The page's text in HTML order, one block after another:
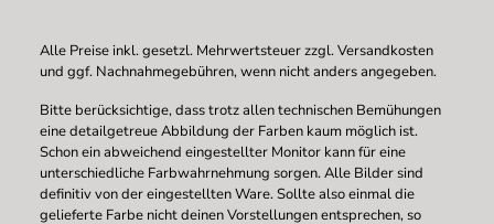
Alle Preise inkl. gesetzl. Mehrwertsteuer zzgl.Versandkosten
und ggf. Nachnahmegebühren, wenn nicht anders angegeben.
Bitte berücksichtige, dass trotz allen technischen Bemühungen
eine detailgetreue Abbildung der Farben kaum möglich ist.
Schon ein abweichend eingestellter Monitor kann für eine
unterschiedliche Farbwahrnehmung sorgen. Alle Bilder sind
definitiv von der eingestellten Ware. Sollte also einmal die
gelieferte Farbe nicht deinen Vorstellungen entsprechen, so